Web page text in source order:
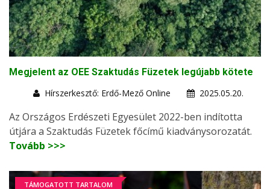
Megjelent az OEE Szaktudás Füzetek legújabb kötete
Hírszerkesztő: Erdő-Mező Online
2025.05.20.
Az Országos Erdészeti Egyesület 2022-ben indította
útjára a Szaktudás Füzetek főcímű kiadványsorozatát.
Tovább >>>
TÁMOGATOTT TARTALOM